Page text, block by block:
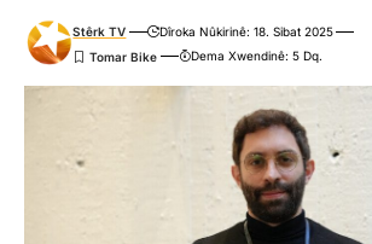
Stêrk TV
Dîroka Nûkirinê: 18. Sibat 2025
Dema Xwendinê: 5 Dq.